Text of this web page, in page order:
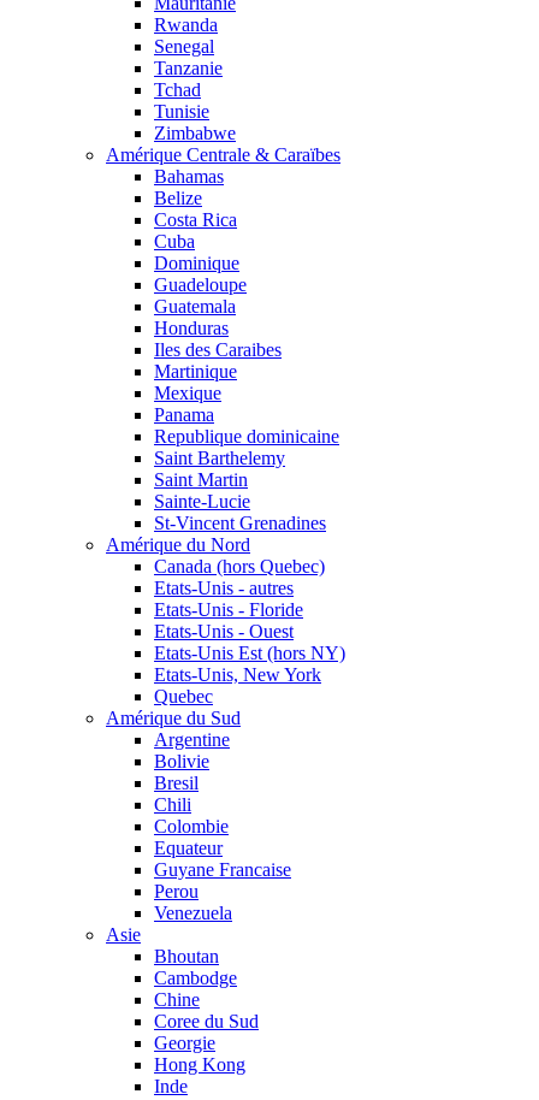
Rwanda
Senegal
Tanzanie
Tchad
Tunisie
Zimbabwe
Amérique Centrale & Caraïbes
Bahamas
Belize
Costa Rica
Cuba
Dominique
Guadeloupe
Guatemala
Honduras
Iles des Caraibes
Martinique
Mexique
Panama
Republique dominicaine
Saint Barthelemy
Saint Martin
Sainte-Lucie
St-Vincent Grenadines
Amérique du Nord
Canada (hors Quebec)
Etats-Unis - autres
Etats-Unis - Floride
Etats-Unis - Ouest
Etats-Unis Est (hors NY)
Etats-Unis, New York
Quebec
Amérique du Sud
Argentine
Bolivie
Bresil
Chili
Colombie
Equateur
Guyane Francaise
Perou
Venezuela
Asie
Bhoutan
Cambodge
Chine
Coree du Sud
Georgie
Hong Kong
Inde